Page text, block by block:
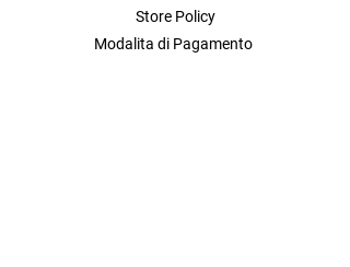
Store Policy
Modalita di Pagamento